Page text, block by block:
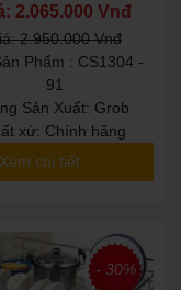
2.065.000 Vnđ
2.950.000 Vnđ
Phẩm : CS1304 -
91
Sản Xuất: Grob
xứ: Chính hãng
Xem chi tiết
- 30%